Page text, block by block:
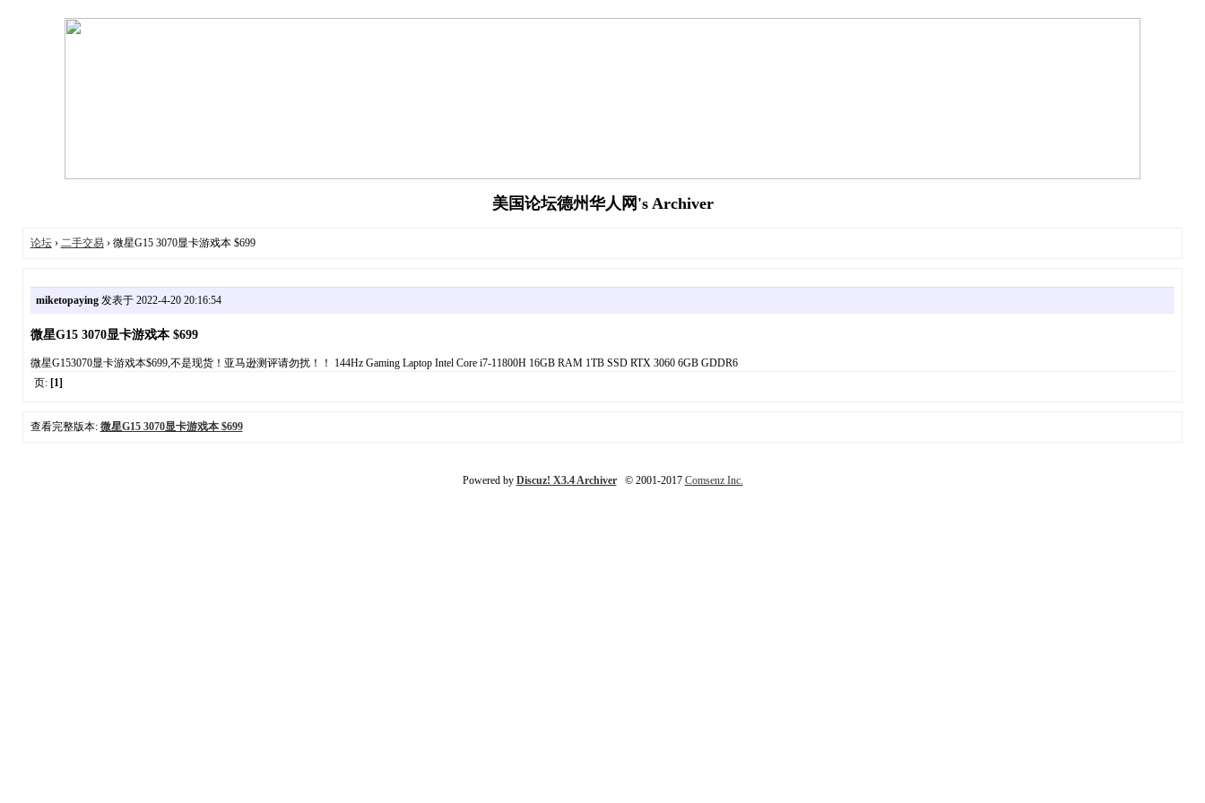
美国论坛德州华人网's Archiver
论坛› 二手交易› 微星G15 3070显卡游戏本 $699
miketopaying发表于 2022-4-20 20:16:54
微星G15 3070显卡游戏本 $699
微星G153070显卡游戏本$699,不是现货！亚马逊测评请勿扰！！ 144Hz Gaming Laptop Intel Core i7-11800H 16GB RAM 1TB SSD RTX 3060 6GB GDDR6
页: [1]
查看完整版本: 微星G15 3070显卡游戏本 $699
Powered by Discuz! X3.4 Archiver© 2001-2017 Comsenz Inc.